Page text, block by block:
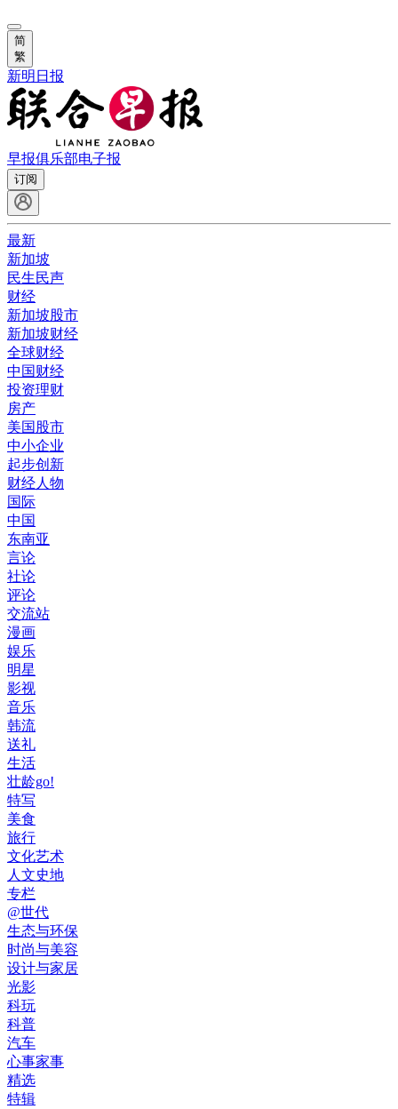
简
繁
新明日报
早报俱乐部电子报
订阅
最新
新加坡
民生民声
财经
新加坡股市
新加坡财经
全球财经
中国财经
投资理财
房产
美国股市
中小企业
起步创新
财经人物
国际
中国
东南亚
言论
社论
评论
交流站
漫画
娱乐
明星
影视
音乐
韩流
送礼
生活
壮龄go!
特写
美食
旅行
文化艺术
人文史地
专栏
@世代
生态与环保
时尚与美容
设计与家居
光影
科玩
科普
汽车
心事家事
精选
特辑